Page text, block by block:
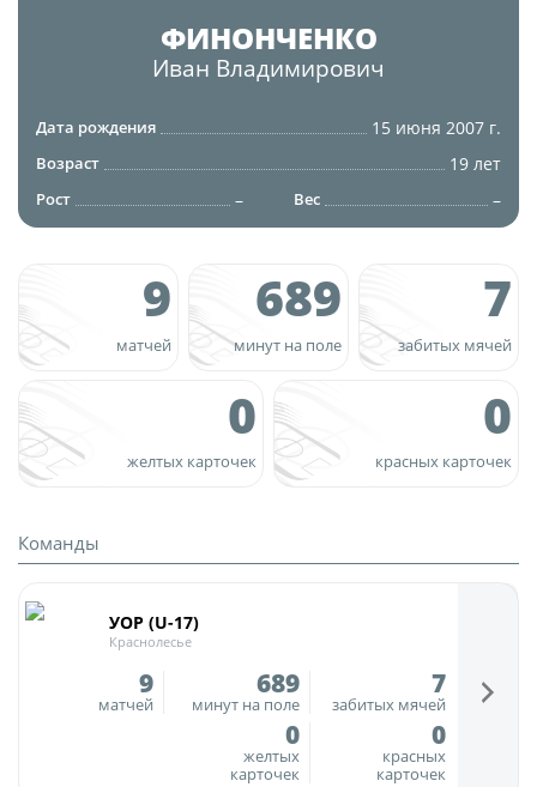
Новости
О турнире
Кубок Объединенного Чемпионата по
футболу "Содружество"
Статистика
Команды
Дисквалификации
Новости
2009-2010 годов рождения (U-17)
Турнирная таблица
Бухгалтерия
Служба безопасности
Пресс-служба
Отдел информационных технологий
Спортивный комитет
Инспекторско-судейский комитет
Контрольно-дисциплинарный комитет
Учредительные документы
ФИНОНЧЕНКО
Иван Владимирович
Возраст 19 лет
Дата рождения 15 июня 2007 г.
Рост – Вес –
матчей
9
минут на поле
689
забитых мячей
7
желтых карточек
0
красных карточек
0
Команды
УОР (U-17)
Краснолесье
матчей
9
минут на поле
689
забитых мячей
7
желтых
карточек
0
красных
карточек
0